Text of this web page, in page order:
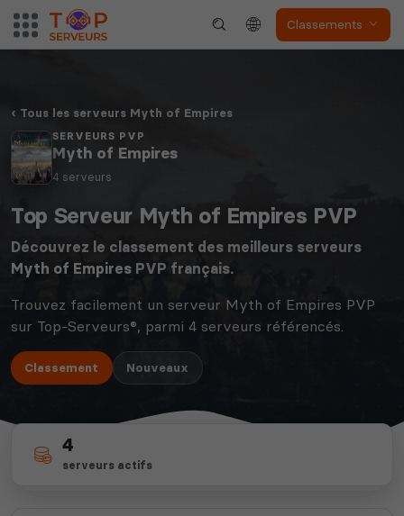
Classements
Tous les serveurs Myth of Empires
SERVEURS PVP
Myth of Empires
4 serveurs
Top Serveur Myth of Empires PVP
Découvrez le classement des meilleurs serveurs
Myth of Empires PVP français.
Trouvez facilement un serveur Myth of Empires PVP
sur Top-Serveurs®, parmi 4 serveurs référencés.
Classement Nouveaux
4
serveurs actifs
depuis 2012
14 ans d'expertise
100%